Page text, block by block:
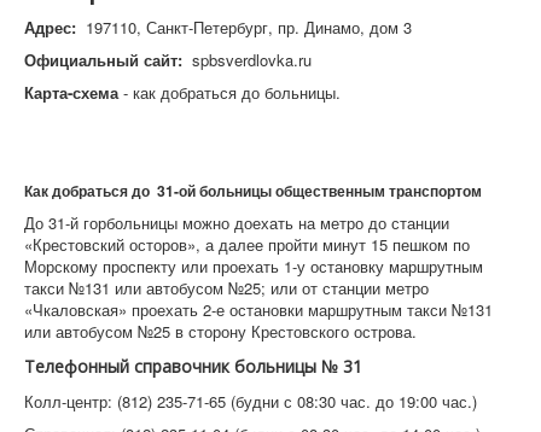
Адрес: 197110, Санкт-Петербург, пр. Динамо, дом 3
Официальный сайт: spbsverdlovka.ru
Карта-схема- как добраться до больницы.
Как добраться до 31-ой больницы общественным транспортом
До 31-й горбольницы можно доехать на метро до станции
«Крестовский осторов», а далее пройти минут 15 пешком по
Морскому проспекту или проехать 1-у остановку маршрутным
такси №131 или автобусом №25; или от станции метро
«Чкаловская» проехать 2-е остановки маршрутным такси №131
или автобусом №25 в сторону Крестовского острова.
Телефонный справочник больницы № 31
Колл-центр: (812) 235-71-65 (будни с 08:30 час. до 19:00 час.)